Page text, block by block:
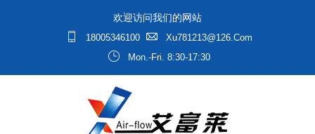
欢迎访问我们的网站
18005346100
Xu781213@126.com
Mon.-Fri. 8:30-17:30